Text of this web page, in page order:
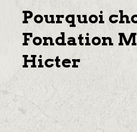
Pourquoi
Fondation
Hicter